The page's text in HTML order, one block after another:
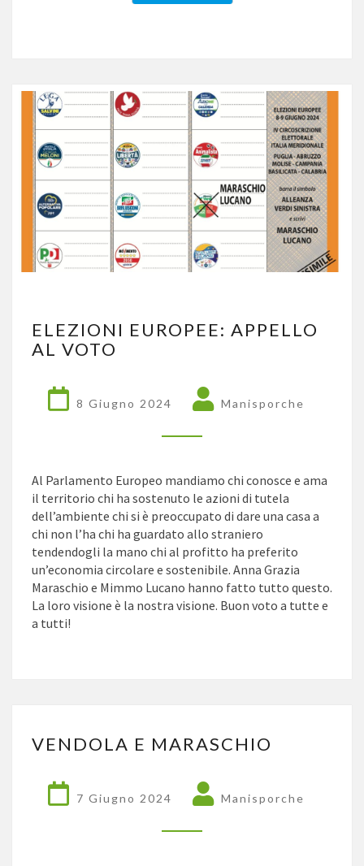
EUROPEE:
VOTO
ELEZIONI EUROPEE: APPELLO
AL VOTO
8 Giugno 2024 Manisporche
Al Parlamento Europeo mandiamo chi conosce e ama
il territorio chi ha sostenuto le azioni di tutela
dell’ambiente chi si è preoccupato di dare una casa a
chi non l’ha chi ha guardato allo straniero
tendendogli la mano chi al profitto ha preferito
un’economia circolare e sostenibile. Anna Grazia
Maraschio e Mimmo Lucano hanno fatto tutto questo.
La loro visione è la nostra visione. Buon voto a tutte e
a tutti!
E
VENDOLA E MARASCHIO
7 Giugno 2024 Manisporche